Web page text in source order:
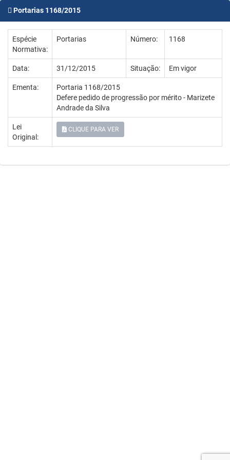
Portarias 1168/2015
Espécie
Normativa:
Portarias Número: 1168
Data: 31/12/2015 Situação: Em vigor
Ementa:
Portaria 1168/2015
Defere pedido de progressão por mérito - Marizete
Andrade da Silva
Lei
Original:
CLIQUE PARA VER